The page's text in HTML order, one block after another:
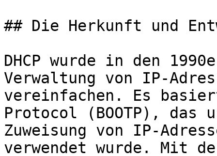
## Die Herkunft und
DHCP wurde in den
Verwaltung von IP-
vereinfachen. Es
Protocol (BOOTP),
Zuweisung von IP-
verwendet wurde. Mit